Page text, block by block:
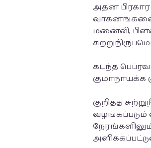
அதன்
வாகனங்களை
மனைவி,
கடந்த
குமாநாயக்க
குறித்த